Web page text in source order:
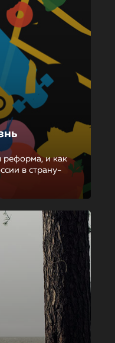
реформа, и как
в страну-